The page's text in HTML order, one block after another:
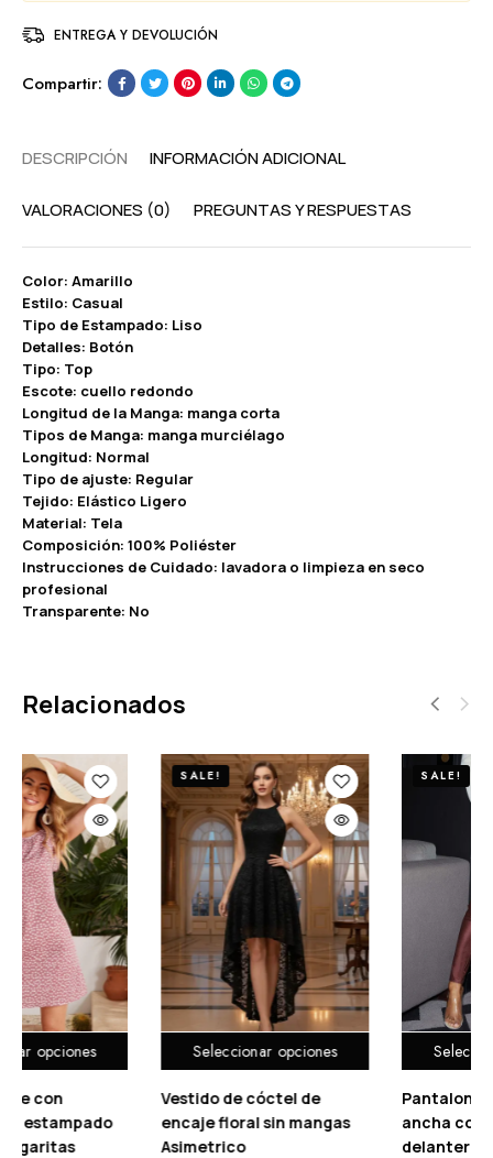
ENTREGA Y DEVOLUCIÓN
Compartir:
DESCRIPCIÓN INFORMACIÓN ADICIONAL
VALORACIONES (0) PREGUNTAS Y RESPUESTAS
Color: Amarillo
Estilo: Casual
Tipo de Estampado: Liso
Detalles: Botón
Tipo: Top
Escote: cuello redondo
Longitud de la Manga: manga corta
Tipos de Manga: manga murciélago
Longitud: Normal
Tipo de ajuste: Regular
Tejido: Elástico Ligero
Material: Tela
Composición: 100% Poliéster
Instrucciones de Cuidado: lavadora o limpieza en seco
profesional
Transparente: No
Relacionados
Seleccionar opciones
SALE!
Vestido de cóctel de
encaje floral sin mangas
Asimetrico
Seleccionar opciones
SALE!
Pantalones de cintura
ancha con cremallera